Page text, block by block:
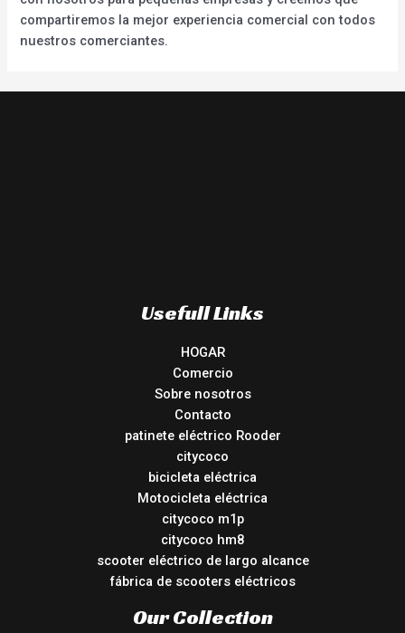
compartiremos la mejor experiencia comercial con todos
nuestros comerciantes.
Usefull Links
HOGAR
Comercio
Sobre nosotros
Contacto
patinete eléctrico Rooder
citycoco
bicicleta eléctrica
Motocicleta eléctrica
citycoco m1p
citycoco hm8
scooter eléctrico de largo alcance
fábrica de scooters eléctricos
Our Collection